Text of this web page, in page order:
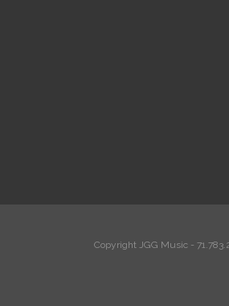
Copyright JGG Music -